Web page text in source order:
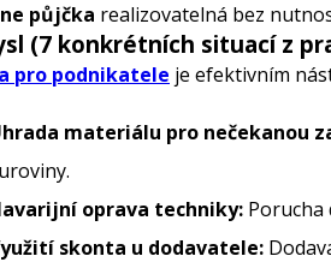
půjčka realizovatelná bez
(7 konkrétních situací z
pro podnikatele je efektivním
materiálu pro nečekanou
oprava techniky:
skonta u dodavatele: